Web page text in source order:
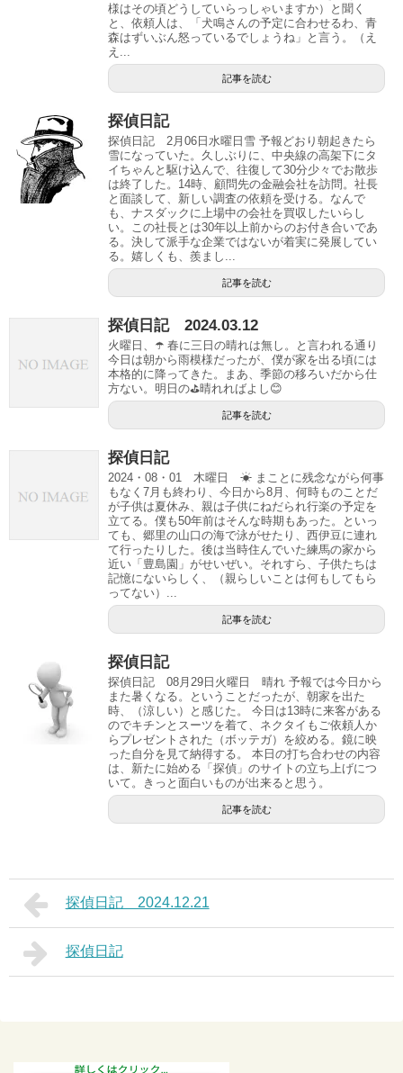
様はその頃どうしていらっしゃいますか）と聞く
と、依頼人は、「犬鳴さんの予定に合わせるわ、青
森はずいぶん怒っているでしょうね」と言う。（え
え...
記事を読む
探偵日記
探偵日記 2月06日水曜日雪 予報どおり朝起きたら
雪になっていた。久しぶりに、中央線の高架下にタ
イちゃんと駆け込んで、往復して30分少々でお散歩
は終了した。14時、顧問先の金融会社を訪問。社長
と面談して、新しい調査の依頼を受ける。なんで
も、ナスダックに上場中の会社を買収したいらし
い。この社長とは30年以上前からのお付き合いであ
る。決して派手な企業ではないが着実に発展してい
る。嬉しくも、羨まし...
記事を読む
探偵日記 2024.03.12
火曜日、☂️ 春に三日の晴れは無し。と言われる通り
今日は朝から雨模様だったが、僕が家を出る頃には
本格的に降ってきた。まあ、季節の移ろいだから仕
方ない。明日の⛳️晴れればよし😊
記事を読む
探偵日記
2024・08・01 木曜日 ☀ まことに残念ながら何事
もなく7月も終わり、今日から8月、何時ものことだ
が子供は夏休み、親は子供にねだられ行楽の予定を
立てる。僕も50年前はそんな時期もあった。といっ
ても、郷里の山口の海で泳がせたり、西伊豆に連れ
て行ったりした。後は当時住んでいた練馬の家から
近い「豊島園」がせいぜい。それすら、子供たちは
記憶にないらしく、（親らしいことは何もしてもら
ってない）...
記事を読む
探偵日記
探偵日記 08月29日火曜日 晴れ 予報では今日から
また暑くなる。ということだったが、朝家を出た
時、（涼しい）と感じた。 今日は13時に来客がある
のでキチンとスーツを着て、ネクタイもご依頼人か
らプレゼントされた（ボッテガ）を絞める。鏡に映
った自分を見て納得する。 本日の打ち合わせの内容
は、新たに始める「探偵」のサイトの立ち上げにつ
いて。きっと面白いものが出来ると思う。
記事を読む
探偵日記 2024.12.21
探偵日記